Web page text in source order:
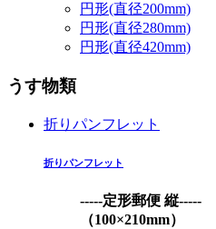
円形(直径200mm)
円形(直径280mm)
円形(直径420mm)
うす物類
折りパンフレット
折りパンフレット
-----定形郵便 縦-----
（100×210mm）